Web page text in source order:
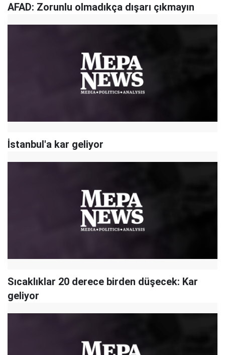
AFAD: Zorunlu olmadıkça dışarı çıkmayın
İstanbul'a kar geliyor
Sıcaklıklar 20 derece birden düşecek: Kar
geliyor